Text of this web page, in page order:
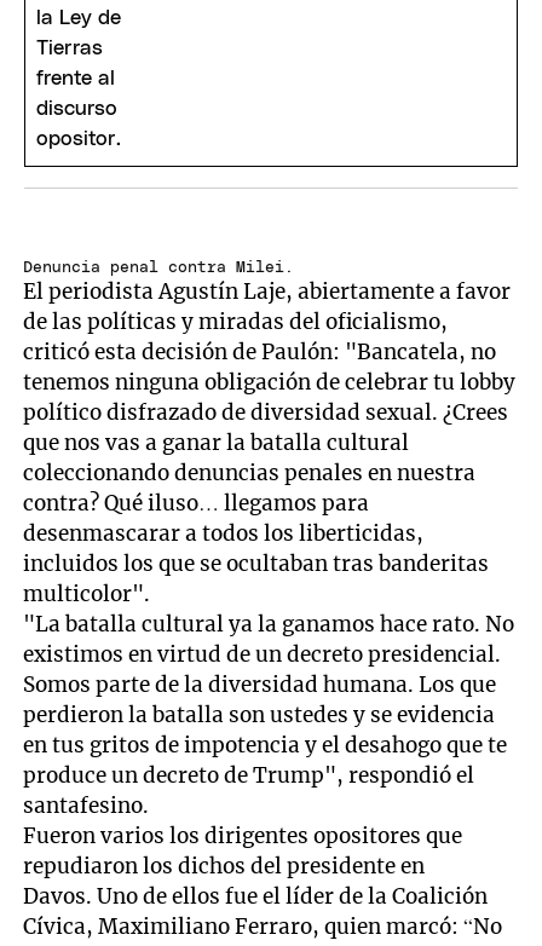
Denuncia penal contra Milei.
El periodista Agustín Laje, abiertamente a favor
de las políticas y miradas del oficialismo,
criticó esta decisión de Paulón: "Bancatela, no
tenemos ninguna obligación de celebrar tu lobby
político disfrazado de diversidad sexual. ¿Crees
que nos vas a ganar la batalla cultural
coleccionando denuncias penales en nuestra
contra? Qué iluso… llegamos para
desenmascarar a todos los liberticidas,
incluidos los que se ocultaban tras banderitas
multicolor".
"La batalla cultural ya la ganamos hace rato. No
existimos en virtud de un decreto presidencial.
Somos parte de la diversidad humana. Los que
perdieron la batalla son ustedes y se evidencia
en tus gritos de impotencia y el desahogo que te
produce un decreto de Trump", respondió el
santafesino.
Fueron varios los dirigentes opositores que
repudiaron los dichos del presidente en
Davos. Uno de ellos fue el líder de la Coalición
Cívica, Maximiliano Ferraro, quien marcó: “No